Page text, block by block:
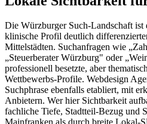
Die Würzburger Such-Landschaft ist
klinische Profil deutlich
Mittelstädten. Suchanfragen wie
„Steuerberater Würzburg" oder
professionell besetzte, aber
Wettbewerbs-Profile. Webdesign
Suchphrase ebenfalls etabliert, mit
Anbietern. Wer hier Sichtbarkeit
fachliche Tiefe, Stadtteil-Bezug und